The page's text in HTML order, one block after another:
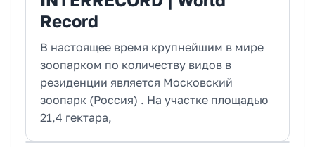
Record
В настоящее время крупнейшим в мире
зоопарком по количеству видов в
резиденции является Московский
зоопарк (Россия) . На участке площадью
21,4 гектара,